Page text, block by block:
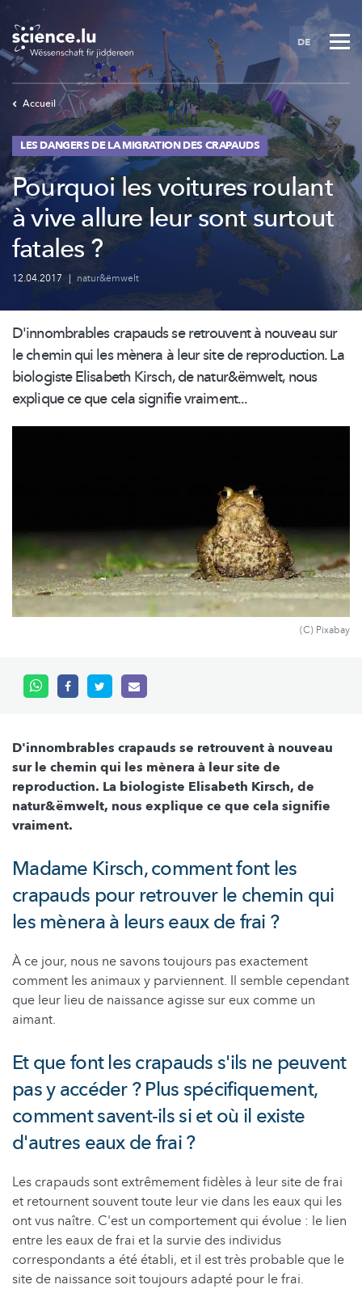
Skip
main
content
DE
Accueil
LES DANGERS DE LA MIGRATION DES CRAPAUDS
Pourquoi les voitures roulant
à vive allure leur sont surtout
fatales ?
12.04.2017 | natur&ëmwelt
D'innombrablescrapauds se retrouvent à nouveau sur
le chemin qui les mènera à leur site de reproduction. La
biologiste Elisabeth Kirsch, denatur&ëmwelt,nous
explique ce que cela signifie vraiment...
(C) Pixabay
D'innombrables crapauds se retrouvent à nouveau
sur le chemin qui les mènera à leur site de
reproduction. La biologiste Elisabeth Kirsch, de
natur&ëmwelt, nous explique ce que cela signifie
vraiment.
Madame Kirsch, comment font les
crapauds pour retrouver le chemin qui
les mènera à leurs eaux de frai ?
À ce jour, nous ne savons toujours pas exactement
comment les animaux y parviennent. Il semble cependant
que leur lieu de naissance agisse sur eux comme un
aimant.
Et que font les crapauds s'ils ne peuvent
pas y accéder ? Plus spécifiquement,
comment savent-ils si et où il existe
d'autres eaux de frai ?
Les crapauds sont extrêmement fidèles à leur site de frai
et retournent souvent toute leur vie dans les eaux qui les
ont vus naître. C'est un comportement qui évolue : le lien
entre les eaux de frai et la survie des individus
correspondants a été établi, et il est très probable que le
site de naissance soit toujours adapté pour le frai.